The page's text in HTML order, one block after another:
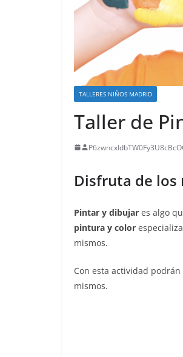
TALLERES NIÑOS MADRID
Taller de
Disfruta de los
Pintar y dibujar es algo
pintura y color
mismos.
Con esta actividad podrán
mismos.